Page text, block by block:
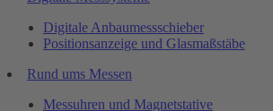
Digitale Anbaumessschieber
Positionsanzeige und Glasmaßstäbe
Rund ums Messen
Messuhren und Magnetstative